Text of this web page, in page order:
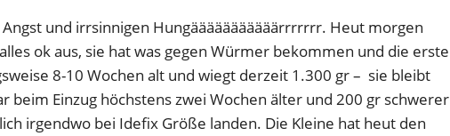
und irrsinnigen Hungääääääääääärrrrrrr. Heut morgen
ok aus, sie hat was gegen Würmer bekommen und die erste
8-10 Wochen alt und wiegt derzeit 1.300 gr – sie bleibt
beim Einzug höchstens zwei Wochen älter und 200 gr schwerer
irgendwo bei Idefix Größe landen. Die Kleine hat heut den